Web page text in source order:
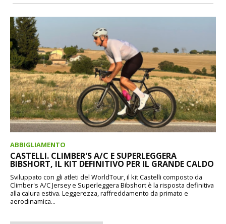
ABBIGLIAMENTO
CASTELLI. CLIMBER'S A/C E SUPERLEGGERA
BIBSHORT, IL KIT DEFINITIVO PER IL GRANDE CALDO
Sviluppato con gli atleti del WorldTour, il kit Castelli composto da
Climber's A/C Jersey e Superleggera Bibshort è la risposta definitiva
alla calura estiva. Leggerezza, raffreddamento da primato e
aerodinamica...